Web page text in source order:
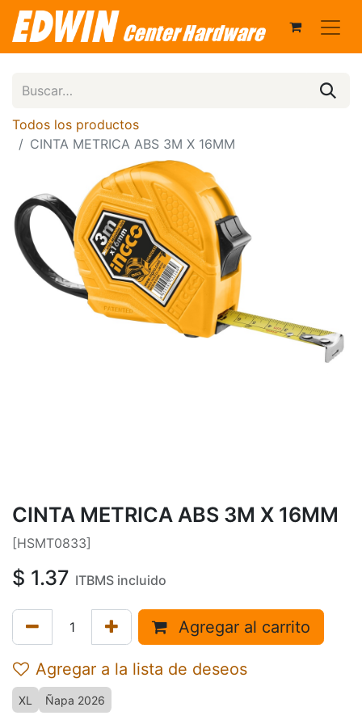
Todos los productos
CINTA METRICA ABS 3M X 16MM
CINTA METRICA ABS 3M X 16MM
[HSMT0833]
$ 1.37 ITBMS incluido
Agregar al carrito
Agregar a la lista de deseos
XL Ñapa 2026